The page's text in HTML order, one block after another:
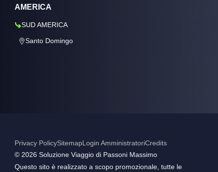
AMERICA
SUD AMERICA
Santo Domingo
Privacy PolicySitemapLogin AmministratoriCredits
©️ 2026 Soluzione Viaggio di Passoni Massimo
Questo sito è realizzato a scopo promozionale, tutte le